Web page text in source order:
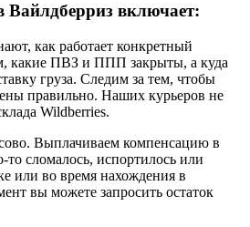
Вайлдберриз включает:
как работает конкретный
какие ПВЗ и ППП закрыты, а куда
груза. Следим за тем, чтобы
правильно. Наших курьеров не
Wildberries.
Выплачиваем компенсацию в
сломалось, испортилось или
или во время нахождения в
вы можете запросить остаток